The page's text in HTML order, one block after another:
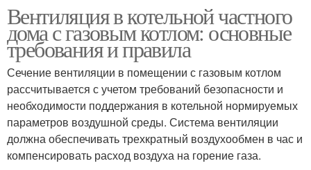
Вентиляция в котельной частного
дома с газовым котлом: основные
требования и правила
Сечение вентиляции в помещении с газовым котлом
рассчитывается с учетом требований безопасности и
необходимости поддержания в котельной нормируемых
параметров воздушной среды. Система вентиляции
должна обеспечивать трехкратный воздухообмен в час и
компенсировать расход воздуха на горение газа.